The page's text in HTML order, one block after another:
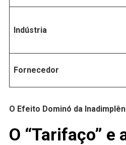
Indústria
Fornecedor
O Efeito Dominó da
O “Tarifaço” e